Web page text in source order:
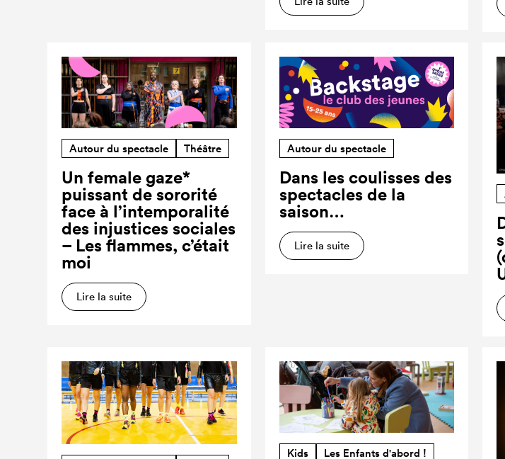
Autour du spectacle Théâtre
Un female gaze*
puissant de sororité
face à l’intemporalité
des injustices sociales
– Les flammes, c’était
moi
Lire la suite
Autour du spectacle
Dans les coulisses des
spectacles de la
saison…
Lire la suite
Kids Les Enfants d'abord !